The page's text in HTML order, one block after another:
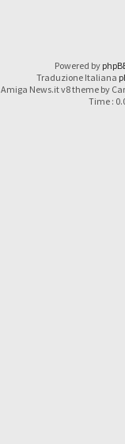
Powered by
Traduzione Italiana
Amiga News.it v8 theme by
Time :